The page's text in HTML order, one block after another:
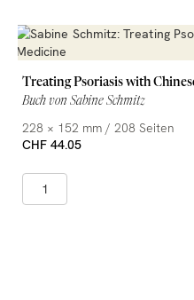
Treating Psoriasis with
Buch von Sabine Schmitz
228 × 152 mm / 208 Seiten
CHF 44.05